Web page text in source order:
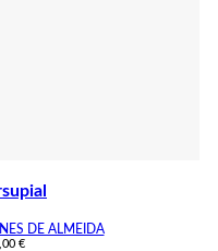
DE ALMEIDA
€